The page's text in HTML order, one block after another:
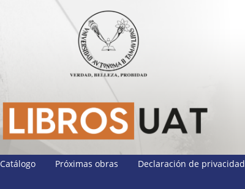
Catálogo Próximas obras Declaración de privacidad